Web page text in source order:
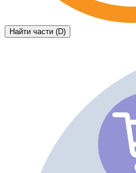
Найти части (D)